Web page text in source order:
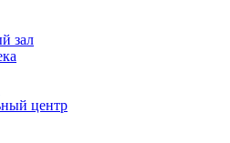
зал
центр